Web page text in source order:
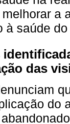
a
à saúde
das
do